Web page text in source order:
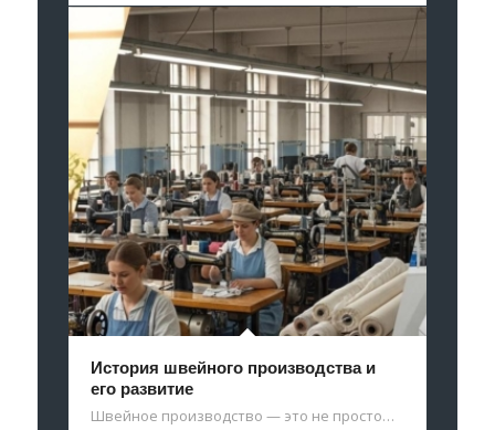
История швейного производства и
его развитие
Швейное производство — это не просто…